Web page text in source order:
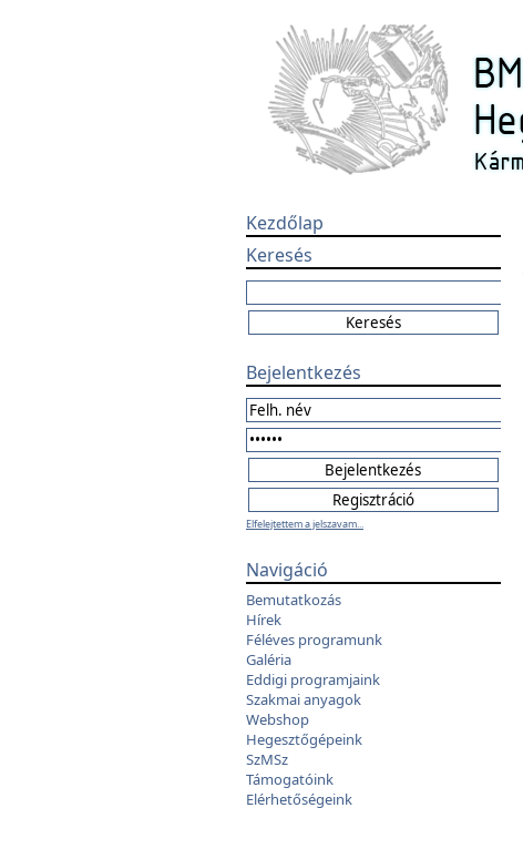
Kezdőlap
Keresés
Bejelentkezés
Elfelejtettem a jelszavam...
Navigáció
Bemutatkozás
Hírek
Féléves programunk
Galéria
Eddigi programjaink
Szakmai anyagok
Webshop
Hegesztőgépeink
SzMSz
Támogatóink
Elérhetőségeink